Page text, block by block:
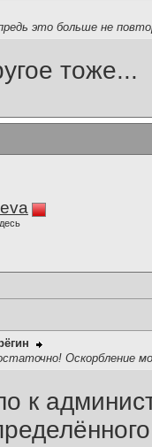
это больше не
тоже...
Оскорбление
к